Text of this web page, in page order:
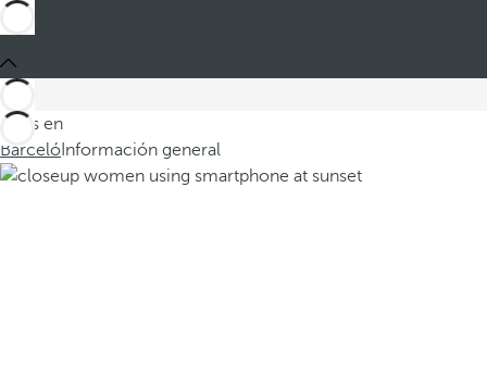
Estás en
Barceló Información general